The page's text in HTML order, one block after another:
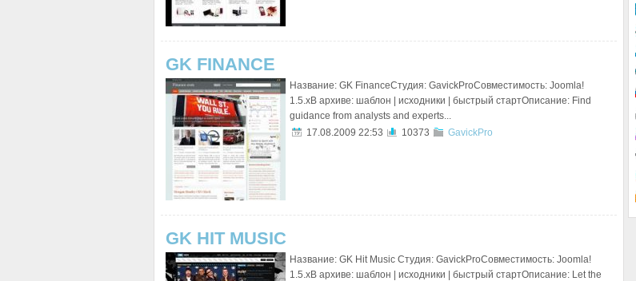
GK FINANCE
Название: GK FinanceСтудия: GavickProСовместимость: Joomla!
1.5.xВ архиве: шаблон | исходники | быстрый стартОписание: Find
guidance from analysts and experts...
17.08.2009 22:53
10373 GavickPro
GK HIT MUSIC
Название: GK Hit Music Студия: GavickProСовместимость: Joomla!
1.5.xВ архиве: шаблон | исходники | быстрый стартОписание: Let the